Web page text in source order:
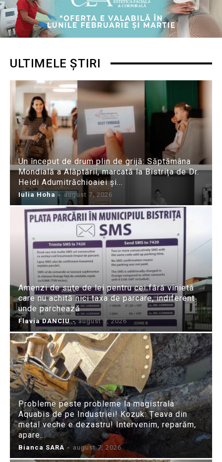
ULTIMELE ȘTIRI
Un început de drum plin de grijă: Săptămâna
Mondială a Alăptării, marcată la Bistrița de Dr.
Heidi Adumitrăchioaiei și...
Iulia Hoha - august 7, 2026
Amenzi de sute de lei pentru cei fără vinietă
care nu achită nici taxa de parcare, indiferent
unde parchează
Flavia DANCIU - august 7, 2026
Probleme peste probleme la magistrala
Aquabis de pe Industriei! Kozuk: Țeava din
metal veche e dezastru! Intervenim, reparăm,
apare...
Bianca SARA - august 7, 2026